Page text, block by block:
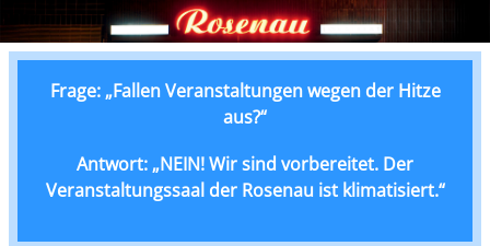
Frage: „Fallen Veranstaltungen wegen der Hitze
aus?“
Antwort: „NEIN! Wir sind vorbereitet. Der
Veranstaltungssaal der Rosenau ist klimatisiert.“